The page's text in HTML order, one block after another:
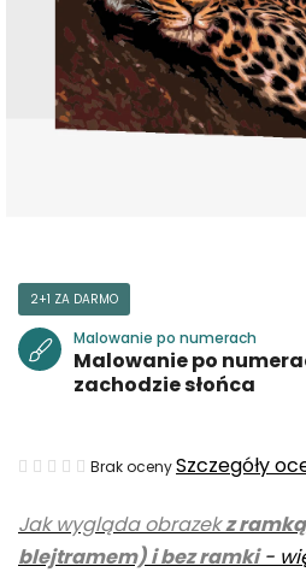
Jak wygląda obrazekz
blejtramem) i bez ramki-
2+1 ZA DARMO
Malowanie po numerach
Malowanie po
zachodzie słońca
Średnia
produktu
wynosi
Brak ocenySzczegóły